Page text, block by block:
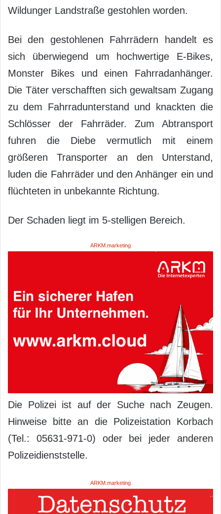
Wildunger Landstraße gestohlen worden.
Bei den gestohlenen Fahrrädern handelt es
sich überwiegend um hochwertige E-Bikes,
Monster Bikes und einen Fahrradanhänger.
Die Täter verschafften sich gewaltsam Zugang
zu dem Fahrradunterstand und knackten die
Schlösser der Fahrräder. Zum Abtransport
fuhren die Diebe vermutlich mit einem
größeren Transporter an den Unterstand,
luden die Fahrräder und den Anhänger ein und
flüchteten in unbekannte Richtung.
Der Schaden liegt im 5-stelligen Bereich.
ARKM.marketing
Die Polizei ist auf der Suche nach Zeugen.
Hinweise bitte an die Polizeistation Korbach
(Tel.: 05631-971-0) oder bei jeder anderen
Polizeidienststelle.
ARKM.marketing